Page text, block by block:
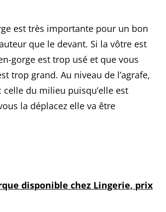
est très importante pour un bon
que le devant. Si la vôtre est
gorge est trop usé et que vous
trop grand. Au niveau de l’agrafe,
celle du milieu puisqu’elle est
la déplacez elle va être
disponible chez Lingerie, prix